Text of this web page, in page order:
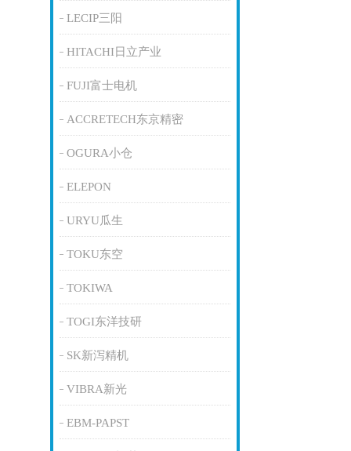
LECIP三阳
HITACHI日立产业
FUJI富士电机
ACCRETECH东京精密
OGURA小仓
ELEPON
URYU瓜生
TOKU东空
TOKIWA
TOGI东洋技研
SK新泻精机
VIBRA新光
EBM-PAPST